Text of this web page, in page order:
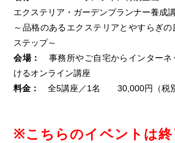
エクステリア・ガーデンプランナー養成
～品格のあるエクステリアとやすらぎ
ステップ～
会場：
事務所やご自宅からインターネ
けるオンライン講座
料金：
全5講座／1名 30,000円（税別
※こちらのイベントは終